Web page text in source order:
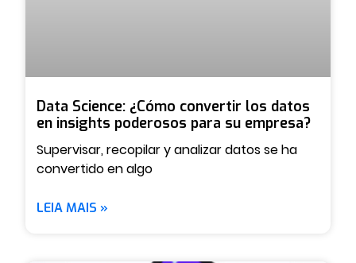
Data Science: ¿Cómo convertir los datos
en insights poderosos para su empresa?
Supervisar, recopilar y analizar datos se ha
convertido en algo
LEIA MAIS »